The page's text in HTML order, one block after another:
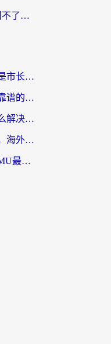
12123交管在国外怎么使用不了？海外华人必看的无缝访问国内资源指南
意大利怎么玩模拟城市我是市长？海外党国服游戏加速终极攻略（附三国3量子特攻解决办法）
人在海外，如何选择一款靠谱的玩剑灵2加速器？
国外玩灌篮高手延迟高怎么解决？海外玩家国服游戏加速终极指南
非人学园加速器超级加速，海外玩家重返国服的通行证
国外用什么加速器玩奇迹MU最好？2026海外玩家国服游戏加速全攻略